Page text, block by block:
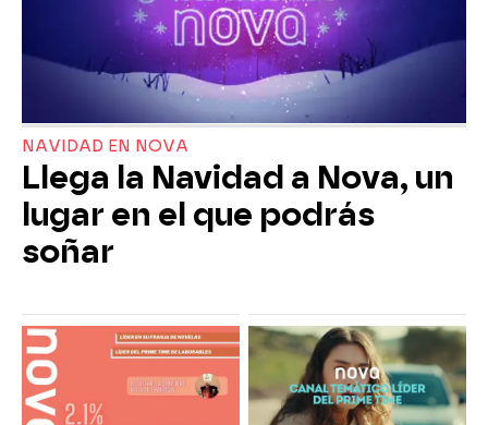
NAVIDAD EN NOVA
Llega la Navidad a Nova, un
lugar en el que podrás
soñar